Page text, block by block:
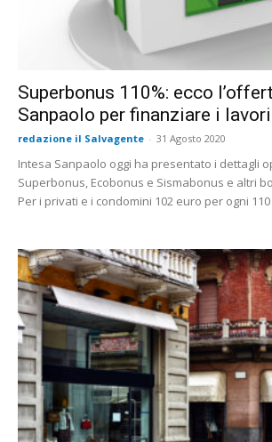
Superbonus 110%: ecco
Sanpaolo per finanziare i lavori
redazione il Salvagente - 31 Agosto 2020
Intesa Sanpaolo oggi ha presentato i dettagli
Superbonus, Ecobonus e Sismabonus e altri
Per i privati e i condomini 102 euro per ogni